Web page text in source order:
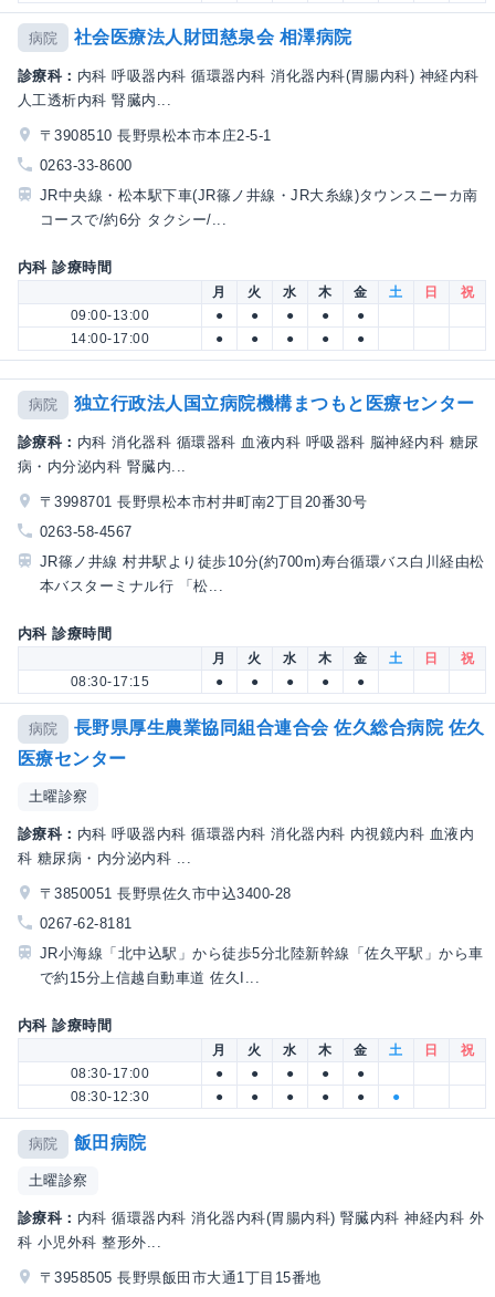
病院 社会医療法人財団慈泉会 相澤病院
診療科： 内科 呼吸器内科 循環器内科 消化器内科(胃腸内科) 神経内科
人工透析内科 腎臓内...
〒3908510 長野県松本市本庄2-5-1
0263-33-8600
JR中央線・松本駅下車(JR篠ノ井線・JR大糸線)タウンスニーカ南
コースで/約6分 タクシー/...
内科 診療時間
月 火 水 木 金 土 日
祝
09:00-13:00
● ● ● ●
●
14:00-17:00
● ● ● ● ●
病院 独立行政法人国立病院機構まつもと医療センター
診療科： 内科 消化器科 循環器科 血液内科 呼吸器科 脳神経内科 糖尿
病・内分泌内科 腎臓内...
〒3998701 長野県松本市村井町南2丁目20番30号
0263-58-4567
JR篠ノ井線 村井駅より徒歩10分(約700m)寿台循環バス白川経由松
本バスターミナル行 「松...
内科 診療時間
月 火 水 木 金 土 日
祝
08:30-17:15
● ● ● ● ●
病院
長野県厚生農業協同組合連合会 佐久総合病院 佐久
医療センター
土曜診察
診療科： 内科 呼吸器内科 循環器内科 消化器内科 内視鏡内科 血液内
科 糖尿病・内分泌内科 ...
〒3850051 長野県佐久市中込3400-28
0267-62-8181
JR小海線「北中込駅」から徒歩5分北陸新幹線「佐久平駅」から車
で約15分上信越自動車道 佐久I...
内科 診療時間
月 火 水 木 金 土 日
祝
08:30-17:00
● ● ● ●
●
08:30-12:30
● ● ● ● ● ●
病院 飯田病院
土曜診察
診療科： 内科 循環器内科 消化器内科(胃腸内科) 腎臓内科 神経内科 外
科 小児外科 整形外...
〒3958505 長野県飯田市大通1丁目15番地